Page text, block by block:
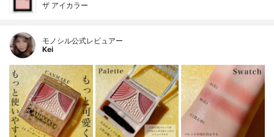
ザ アイカラー
モノシル公式レビュアー
Kei